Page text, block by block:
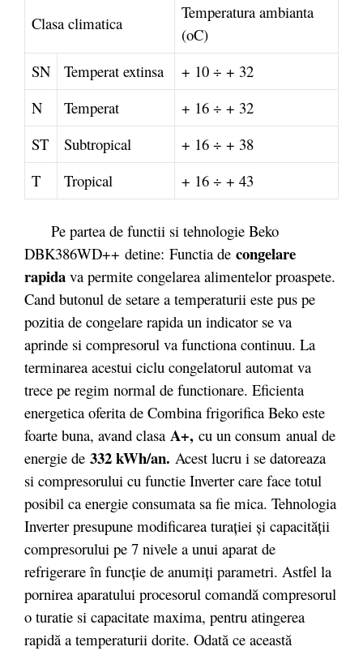
Clasa climatica
Temperatura ambianta
(oC)
SN
Temperat extinsa
+ 10 ÷ + 32
N
Temperat
+ 16 ÷ + 32
ST
Subtropical
+ 16 ÷ + 38
T
Tropical + 16 ÷ + 43
Pe partea de functii si tehnologie Beko
DBK386WD++ detine: Functia de congelare
rapida va permite congelarea alimentelor proaspete.
Cand butonul de setare a temperaturii este pus pe
pozitia de congelare rapida un indicator se va
aprinde si compresorul va functiona continuu. La
terminarea acestui ciclu congelatorul automat va
trece pe regim normal de functionare. Eficienta
energetica oferita de Combina frigorifica Beko este
foarte buna, avand clasa A+, cu un consum anual de
energie de 332 kWh/an. Acest lucru i se datoreaza
si compresorului cu functie Inverter care face totul
posibil ca energie consumata sa fie mica. Tehnologia
Inverter presupune modificarea turației și capacității
compresorului pe 7 nivele a unui aparat de
refrigerare în funcție de anumiți parametri. Astfel la
pornirea aparatului procesorul comandă compresorul
o turatie si capacitate maxima, pentru atingerea
rapidă a temperaturii dorite. Odată ce această